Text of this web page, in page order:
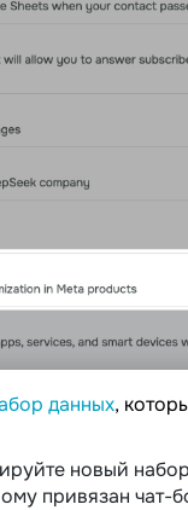
данных,
новый
привязан чат-